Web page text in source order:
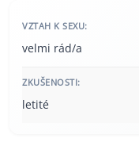
VZTAH K SEXU:
velmi rád/a
ZKUŠENOSTI:
letité